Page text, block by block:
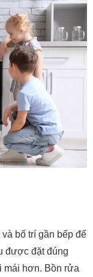
bố trí gần bếp để
được đặt đúng
mái hơn. Bồn rửa